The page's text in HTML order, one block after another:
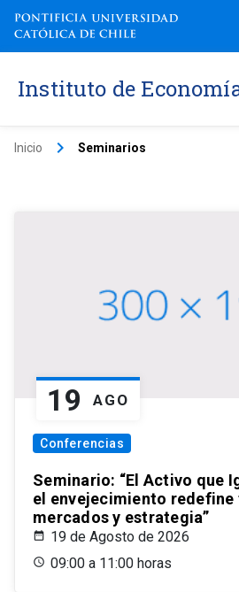
Instituto de
Inicio keyboard_arrow_right Seminarios
19 AGO
Conferencias
Seminario: “El Activo que
el envejecimiento
mercados y estrategia”
19 de Agosto de 2026
09:00 a 11:00 horas